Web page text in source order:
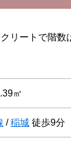
リートで階数
㎡
/稲城 徒歩9分